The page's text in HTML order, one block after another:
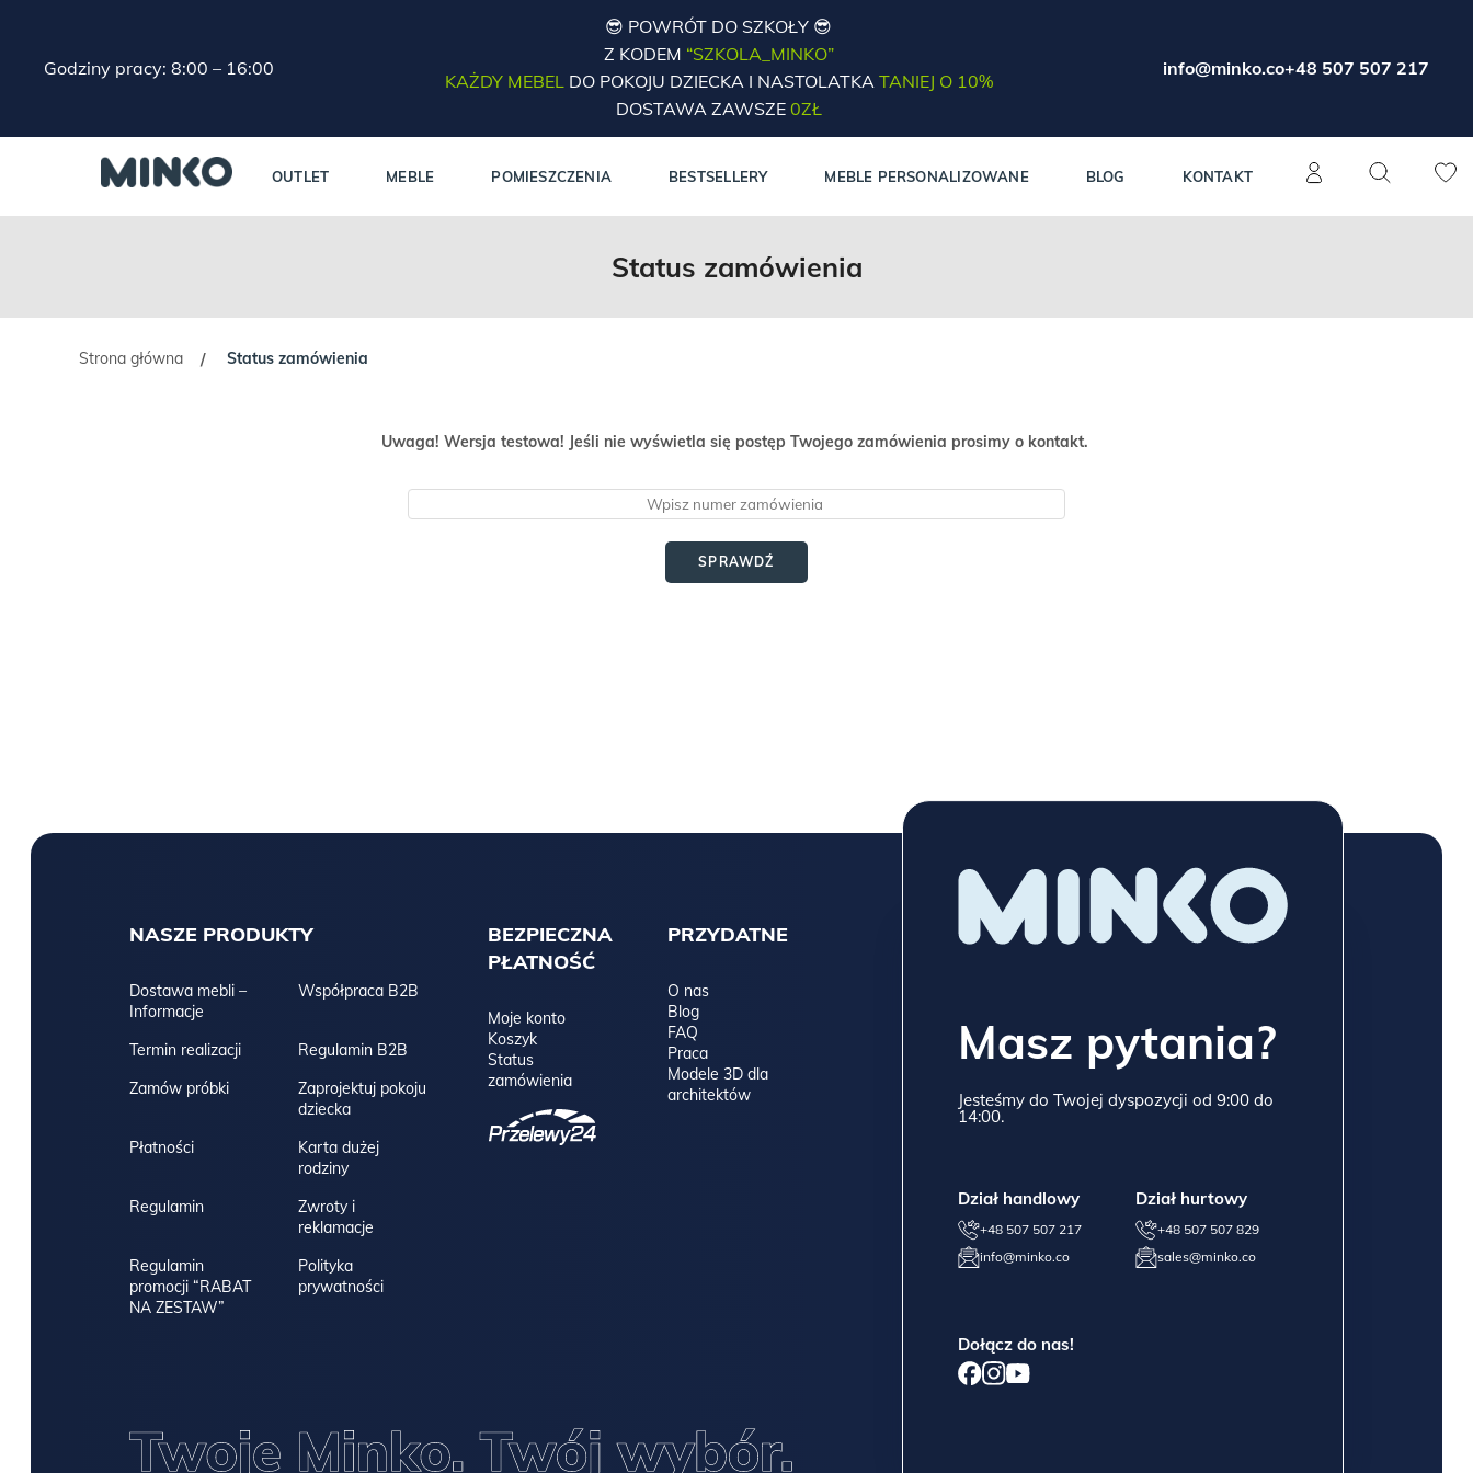
Godziny pracy: 8:00 – 16:00
😎 POWRÓT DO SZKOŁY 😎
Z KODEM “SZKOLA_MINKO”
KAŻDY MEBELDO POKOJU DZIECKA I NASTOLATKATANIEJ O 10%
DOSTAWA ZAWSZE 0ZŁ
info@minko.co+48 507 507 217
OUTLET MEBLE POMIESZCZENIA BESTSELLERY MEBLE PERSONALIZOWANE BLOG KONTAKT
Status zamówienia
Strona główna / Status zamówienia
Uwaga! Wersja testowa! Jeśli nie wyświetla się postęp Twojego zamówienia prosimy o kontakt.
SPRAWDŹ
NASZE PRODUKTY
Dostawa mebli –
Informacje
Termin realizacji
Zamów próbki
Płatności
Regulamin
Regulamin
promocji “RABAT
NA ZESTAW”
Współpraca B2B
Regulamin B2B
Zaprojektuj pokoju
dziecka
Karta dużej
rodziny
Zwroty i
reklamacje
Polityka
prywatności
BEZPIECZNA
PŁATNOŚĆ
Moje konto
Koszyk
Status
zamówienia
PRZYDATNE
O nas
Blog
FAQ
Praca
Modele 3D dla
architektów
Masz pytania?
Jesteśmy do Twojej dyspozycji od 9:00 do
14:00.
Dział handlowy
+48 507 507 217
info@minko.co
Dział hurtowy
+48 507 507 829
sales@minko.co
Dołącz do nas!